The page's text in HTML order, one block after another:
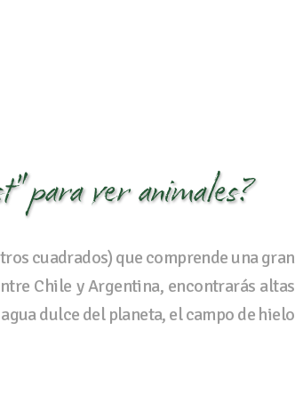
para ver animales?
cuadrados) que comprende una gran
Chile y Argentina, encontrarás altas
dulce del planeta, el campo de hielo